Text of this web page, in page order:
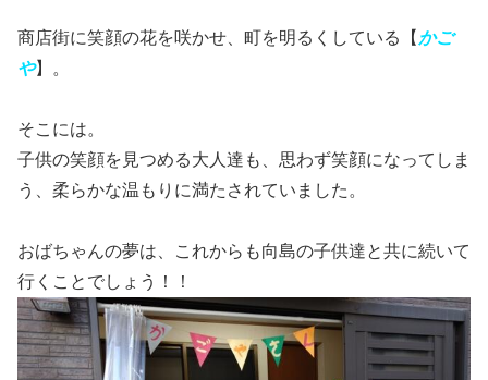
商店街に笑顔の花を咲かせ、町を明るくしている【 かご
や】。
そこには。
子供の笑顔を見つめる大人達も、思わず笑顔になってしま
う、柔らかな温もりに満たされていました。
おばちゃんの夢は、これからも向島の子供達と共に続いて
行くことでしょう！！